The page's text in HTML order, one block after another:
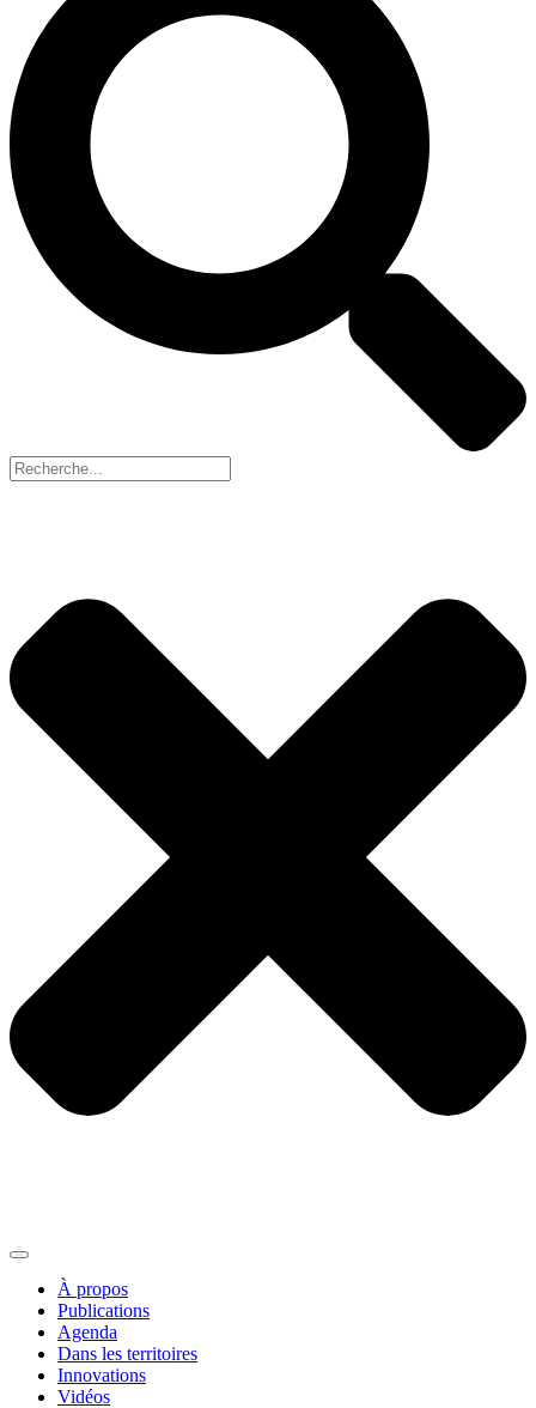
À propos
Publications
Agenda
Dans les territoires
Innovations
Vidéos